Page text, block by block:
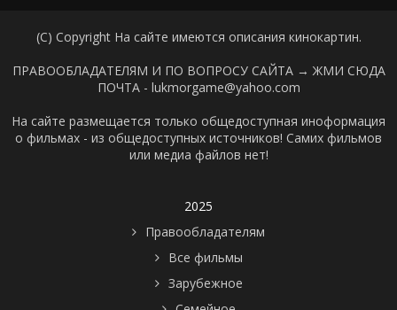
(C) Copyright На сайте имеются описания кинокартин.
ПРАВООБЛАДАТЕЛЯМ И ПО ВОПРОСУ САЙТА → ЖМИ СЮДА
ПОЧТА - lukmorgame@yahoo.com
На сайте размещается только общедоступная иноформация
о фильмах - из общедоступных источников! Самих фильмов
или медиа файлов нет!
2025
Правообладателям
Все фильмы
Зарубежное